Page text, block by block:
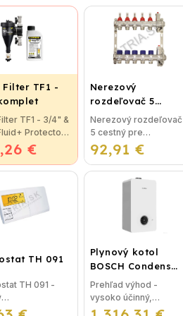
Filter TF1 -
€
TF1 - 3/4" &
Protector
novinka
vykurovacej
Filter je
Nerezový
rozdeľovač 5
cestný pre
podlahové
vykurovanie
92,91 €
Nerezový rozdeľovač
5 cestný pre
podlahové
vykurovanie
Rozdeľovače sú
vyrobené z kvalitnej
TH 091
TH 091 -
Plynový kotol
BOSCH Condens
GC2300iW 24 P -
Závesný
kondenzačný
Prehľad výhod -
vysoko účinný,
priestorovo úsporný -